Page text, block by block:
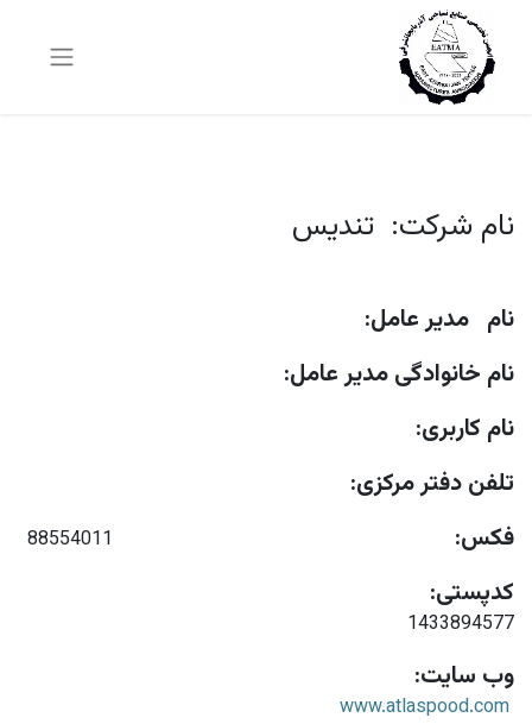
نام شرکت: تندیس
نام مدیر عامل:
نام خانوادگی مدیر عامل:
نام کاربری:
تلفن دفتر مرکزی:
فکس:
کدپستی:
1433894577
وب سایت:
www.atlaspood.com